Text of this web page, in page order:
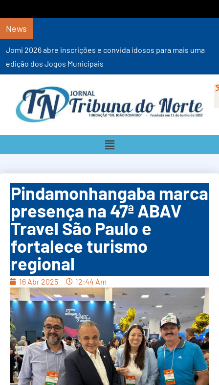
News
Pinda FC conquista vitórias importantes no
Paulista de Base
Pindamonhangaba marca
presença na 47ª ABAV
Travel São Paulo e
fortalece turismo
regional
16 Abr 2025 12:44 Am